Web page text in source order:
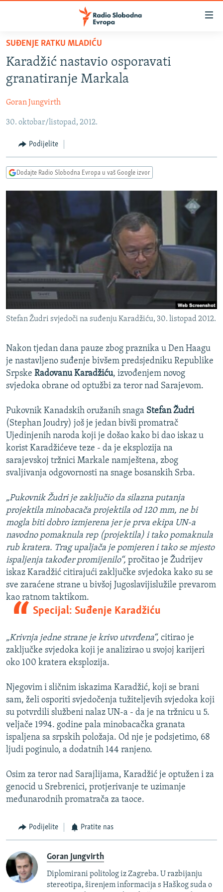
Pređite
glavni
sadržaj
Pređite
na
navigaciju
Pređite
pretragu
SRBIJA
KOSOVO
CRNA GORA
VIZUELNO
FOTOGALERIJE
PODCASTI
RAT U UKRAJINI
RSE PRIČE IZ SVIJETA
ISPRIČAJ MI
DNEVNO@RSE
SPECIJALI RSE
VIŠE OD NASLOVA
POPLAVE I KLIZIŠTA U BIH 2024.
POST SCRIPTUM
MOJA EVROPA
SVE KARTE DEJTONA
NASTANAK I RASPAD JUGOSLAVIJE
PRATITE NAS
Sve RFE/RL stranice
SUĐENJE RATKU MLADIĆU
Karadžić nastavio osporavati
granatiranje Markala
Goran Jungvirth
30. oktobar/listopad, 2012.
Podijelite
Dodajte Radio Slobodna Evropa u vaš Google izvor
Stefan Žudri svjedoči na suđenju Karadžiću, 30. listopad 2012.
Nakon tjedan dana pauze zbog praznika u Den Haagu
je nastavljeno suđenje bivšem predsjedniku Republike
Srpske Radovanu Karadžiću, izvođenjem novog
svjedoka obrane od optužbi za teror nad Sarajevom.
Pukovnik Kanadskih oružanih snaga Stefan Žudri
(Stephan Joudry) još je jedan bivši promatrač
Ujedinjenih naroda koji je došao kako bi dao iskaz u
korist Karadžićeve teze - da je eksplozija na
sarajevskoj tržnici Markale namještena, zbog
svaljivanja odgovornosti na snage bosanskih Srba.
„Pukovnik Žudri je zaključio da silazna putanja
projektila minobacača projektila od 120 mm, ne bi
mogla biti dobro izmjerena jer je prva ekipa UN-a
navodno pomaknula rep (projektila) i tako pomaknula
rub kratera. Trag upaljača je pomjeren i tako se mjesto
ispaljenja također promijenilo“, pročitao je Žudrijev
iskaz Karadžić citirajući zaključke svjedoka kako su se
sve zaraćene strane u bivšoj Jugoslavijislužile prevarom
kao ratnom taktikom.
Specijal: Suđenje Karadžiću
„Krivnja jedne strane je krivo utvrđena“, citirao je
zaključke svjedoka koji je analizirao u svojoj karijeri
oko 100 kratera eksplozija.
Njegovim i sličnim iskazima Karadžić, koji se brani
sam, želi osporiti svjedočenja tužiteljevih svjedoka koji
su potvrdili službeni nalaz UN-a - da je na tržnicu u 5.
veljače 1994. godine pala minobacačka granata
ispaljena sa srpskih položaja. Od nje je podsjetimo, 68
ljudi poginulo, a dodatnih 144 ranjeno.
Osim za teror nad Sarajlijama, Karadžić je optužen i za
genocid u Srebrenici, protjerivanje te uzimanje
međunarodnih promatrača za taoce.
Podijelite Pratite nas
Goran Jungvirth
Diplomirani politolog iz Zagreba. U razbijanju
stereotipa, širenjem informacija s Haškog suda o